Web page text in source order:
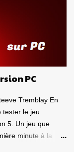
PC
Tremblay En
tester le jeu
5. Un jeu que
minute à la